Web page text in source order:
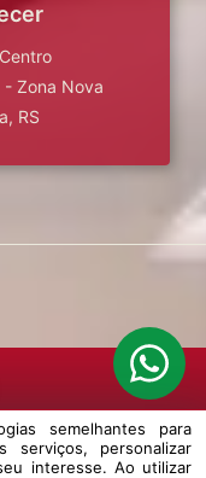
- Zona Nova
RS
semelhantes para
serviços, personalizar
interesse. Ao utilizar